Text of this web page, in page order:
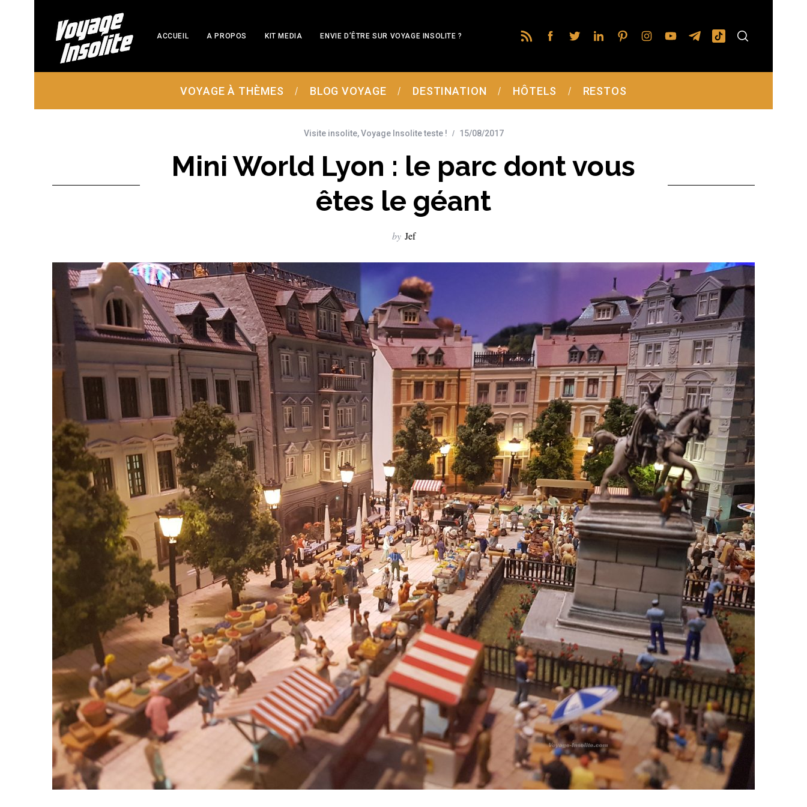
ACCUEIL A PROPOS KIT MEDIA ENVIE D’ÊTRE SUR VOYAGE INSOLITE ?
VOYAGE À THÈMES BLOG VOYAGE DESTINATION HÔTELS RESTOS
Visite insolite,Voyage Insolite teste ! 15/08/2017
Mini World Lyon : le parc dont vous
êtes le géant
by Jef